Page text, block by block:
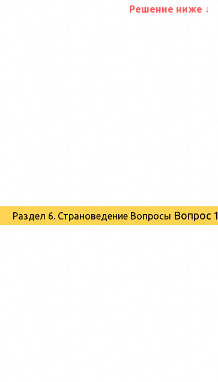
Решение ниже ↓
Раздел 6. Страноведение Вопросы Вопрос 1